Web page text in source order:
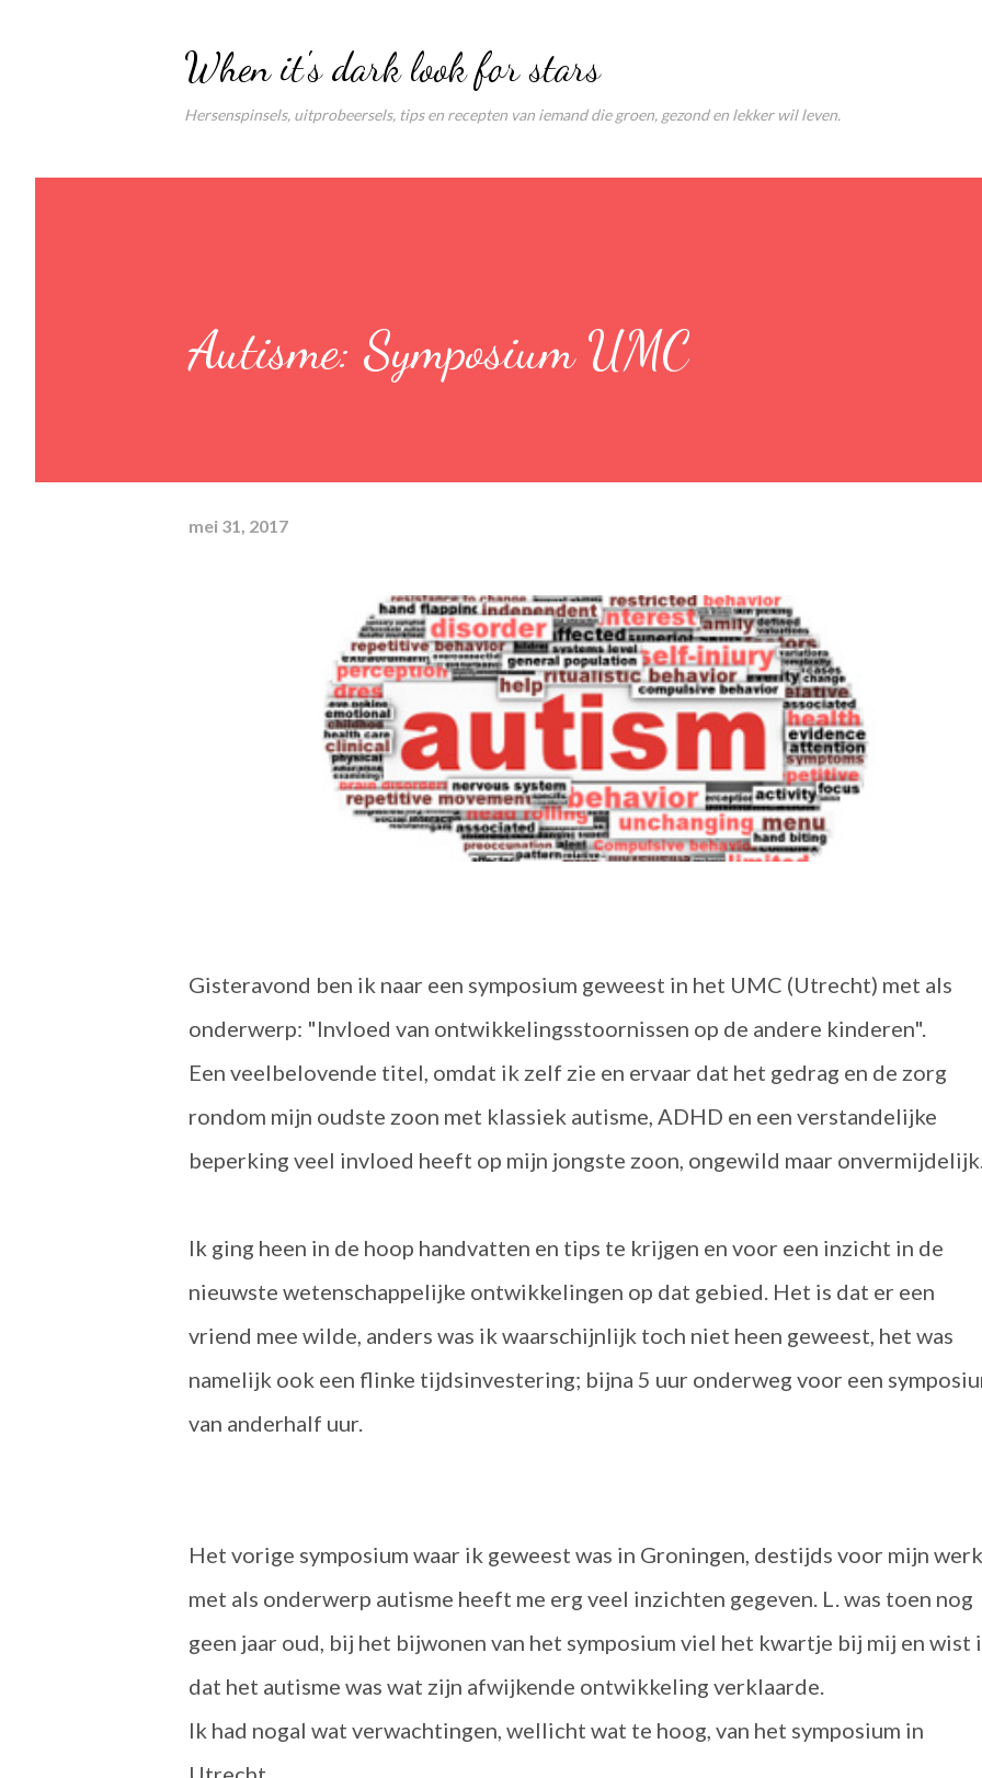
When it's dark look for stars
Hersenspinsels, uitprobeersels, tips en recepten van iemand die groen, gezond en lekker wil leven.
Autisme: Symposium UMC
mei 31, 2017
Gisteravond ben ik naar een symposium geweest in het UMC (Utrecht) met als
onderwerp: "Invloed van ontwikkelingsstoornissen op de andere kinderen".
Een veelbelovende titel, omdat ik zelf zie en ervaar dat het gedrag en de zorg
rondom mijn oudste zoon met klassiek autisme, ADHD en een verstandelijke
beperking veel invloed heeft op mijn jongste zoon, ongewild maar
Ik ging heen in de hoop handvatten en tips te krijgen en voor een inzicht in de
nieuwste wetenschappelijke ontwikkelingen op dat gebied. Het is dat er een
vriend mee wilde, anders was ik waarschijnlijk toch niet heen geweest, het was
namelijk ook een flinke tijdsinvestering; bijna 5 uur onderweg voor een
van anderhalf uur.
Het vorige symposium waar ik geweest was in Groningen, destijds voor mijn
met als onderwerp autisme heeft me erg veel inzichten gegeven. L. was toen nog
geen jaar oud, bij het bijwonen van het symposium viel het kwartje bij mij en wist
dat het autisme was wat zijn afwijkende ontwikkeling verklaarde.
Ik had nogal wat verwachtingen, wellicht wat te hoog, van het symposium in